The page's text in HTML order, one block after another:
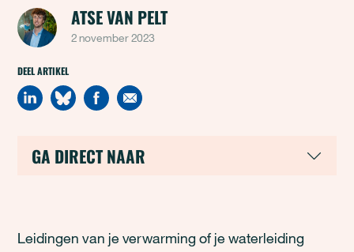
ATSE VAN PELT
2 november 2023
DEEL ARTIKEL
GA DIRECT NAAR
Leidingen van je verwarming of je waterleiding